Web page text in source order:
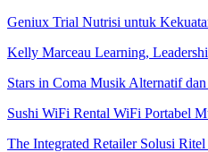
Geniux Trial Nutrisi untuk
Kelly Marceau Learning,
Stars in Coma Musik Alternatif
Sushi WiFi Rental WiFi Portabel
The Integrated Retailer Solusi